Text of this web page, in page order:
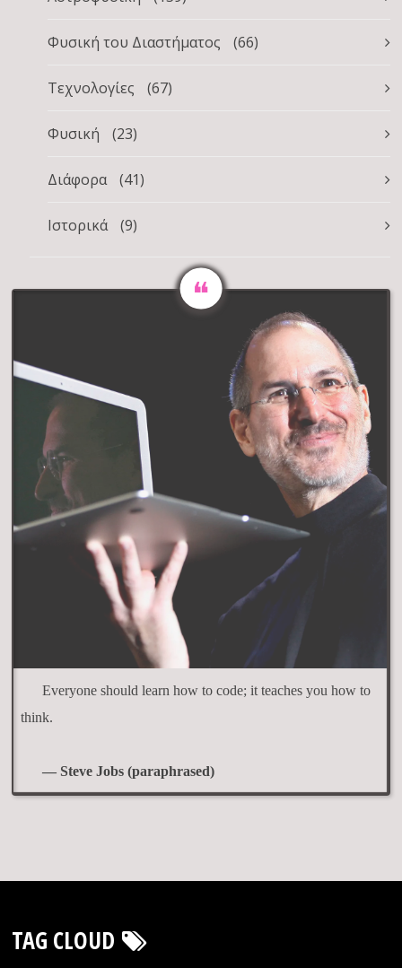
Φυσική του Διαστήματος (66)
Τεχνολογίες (67)
Φυσική (23)
Διάφορα (41)
Ιστορικά (9)
Everyone should learn how to code; it teaches you how to
think.
— Steve Jobs (paraphrased)
TAG CLOUD